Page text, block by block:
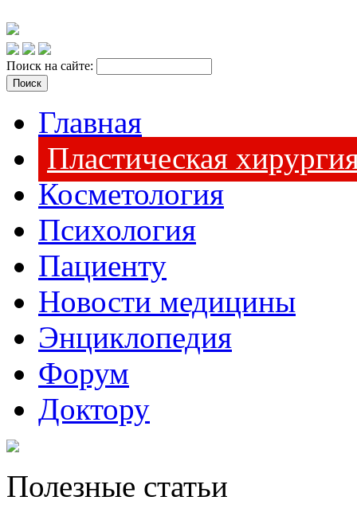
Поиск на сайте:
Главная
Пластическая
Косметология
Психология
Пациенту
Новости медицины
Энциклопедия
Форум
Доктору
Полезные статьи